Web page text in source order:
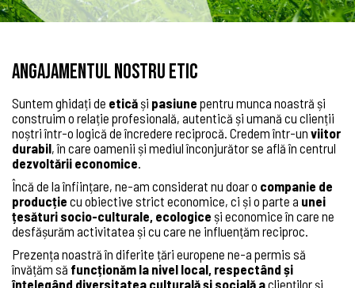
Angajamentul nostru etic
Suntem ghidați de etică și pasiune pentru munca noastră și
construim o relație profesională, autentică și umană cu clienții
noștri într-o logică de încredere reciprocă. Credem într-un viitor
durabil, în care oamenii și mediul înconjurător se află în centrul
dezvoltării economice.
Încă de la înființare, ne-am considerat nu doar o companie de
producție cu obiective strict economice, ci și o parte a unei
țesături socio-culturale, ecologice și economice în care ne
desfășurăm activitatea și cu care ne influențăm reciproc.
Prezența noastră în diferite țări europene ne-a permis să
învățăm să funcționăm la nivel local, respectând și
înțelegând diversitatea culturală și socială aclienților și